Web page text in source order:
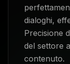
dialoghi,
Precisione
del settore
contenuto.